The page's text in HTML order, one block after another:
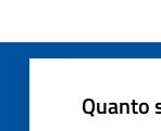
Quanto